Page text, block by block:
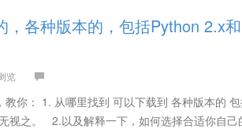
，各种版本的，包括Python 2.x和
览
你： 1. 从哪里找到 可以下载到 各种版本的
视之。 2.以及解释一下，如何选择合适你自己